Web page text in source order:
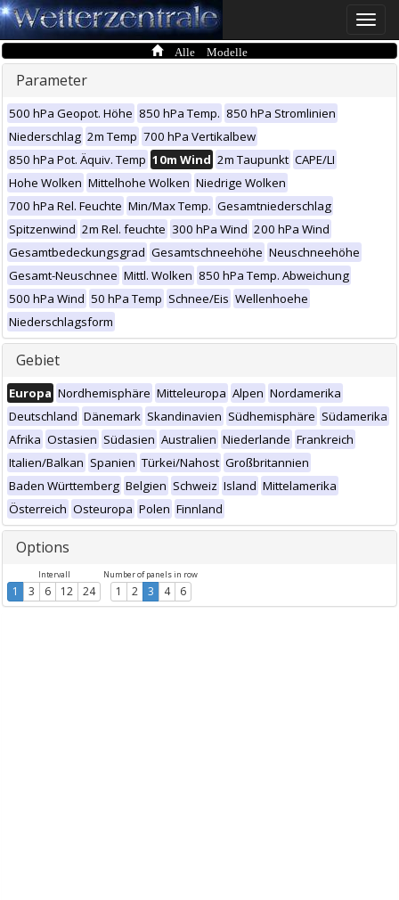
Toggle
Alle Modelle
Parameter
500 hPa Geopot. Höhe 850 hPa Temp. 850 hPa Stromlinien
Niederschlag 2m Temp 700 hPa Vertikalbew
850 hPa Pot. Äquiv. Temp 10m Wind 2m Taupunkt CAPE/LI
Hohe Wolken Mittelhohe Wolken Niedrige Wolken
700 hPa Rel. Feuchte Min/Max Temp. Gesamtniederschlag
Spitzenwind 2m Rel. feuchte 300 hPa Wind 200 hPa Wind
Gesamtbedeckungsgrad Gesamtschneehöhe Neuschneehöhe
Gesamt-Neuschnee Mittl. Wolken 850 hPa Temp. Abweichung
500 hPa Wind 50 hPa Temp Schnee/Eis Wellenhoehe
Niederschlagsform
Gebiet
Europa Nordhemisphäre Mitteleuropa Alpen Nordamerika
Deutschland Dänemark Skandinavien Südhemisphäre Südamerika
Afrika Ostasien Südasien Australien Niederlande Frankreich
Italien/Balkan Spanien Türkei/Nahost Großbritannien
Baden Württemberg Belgien Schweiz Island Mittelamerika
Österreich Osteuropa Polen Finnland
Options
Intervall
1 3 6 12 24
Number of panels in row
1 2 3 4 6